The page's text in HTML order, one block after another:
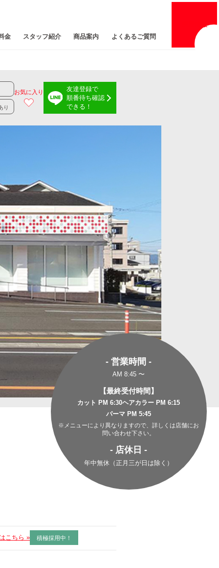
情報
金 スタッフ紹介 商品案内 よくあるご質問
り
お気に入り
友達登録で
順番待ち確認
できる！
- 営業時間 -
AM 8:45 〜
【最終受付時間】
カット PM 6:30ヘアカラー PM 6:15
パーマ PM 5:45
※メニューにより異なりますので、詳しくは店舗にお
問い合わせ下さい。
- 店休日 -
年中無休（正月三が日は除く）
こちら » 積極採用中！